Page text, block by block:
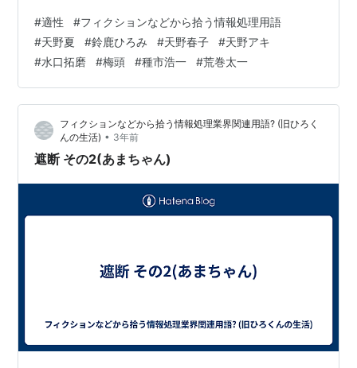
しまった。 鈴鹿ひろみ「それ、ここでは良いけど、本番
でやったら一発で降ろされるわよ。」 と一応、注意。そ
の後も恐ろしい話が続いたが 天野春子「(アキは)アイド
ルだったんですよ。鈴鹿さんの前で言うのも変なんだけ
ど歌が上手くてもお芝居が上手でも、それだけじゃアイ
ド…
#適性 #フィクションなどから拾う情報処理用語
#天野夏 #鈴鹿ひろみ #天野春子 #天野アキ
#水口拓磨 #梅頭 #種市浩一 #荒巻太一
フィクションなどから拾う情報処理業界関連用語? (旧ひろく
んの生活) • 3年前
遮断 その2(あまちゃん)